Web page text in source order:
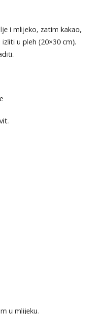
i mlijeko, zatim kakao,
u pleh (20×30 cm).
u mlijeku.